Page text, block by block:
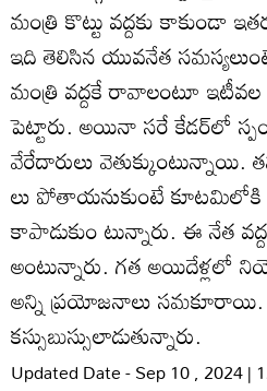
మంత్రి కొట్టు వద్దకు కాకుండా
ఇది తెలిసిన యువనేత
మంత్రి వద్దకే రావాలంటూ
పెట్టారు. అయినా సరే కేడర్‌లో
వేరేదారులు వెతుక్కుంటున్నాయి.
లు పోతాయనుకుంటే కూటమిలోకి
కాపాడుకుం టున్నారు. ఈ నేత
అంటున్నారు. గత అయిదేళ్లలో
అన్ని ప్రయోజనాలు సమకూరాయి.
కస్సుబుస్సులాడుతున్నారు.
Updated Date - Sep 10 , 2024 |